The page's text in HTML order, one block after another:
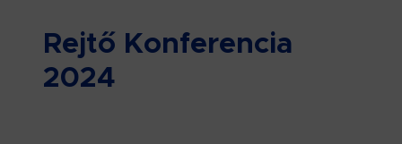
Rejtő Konferencia
2024